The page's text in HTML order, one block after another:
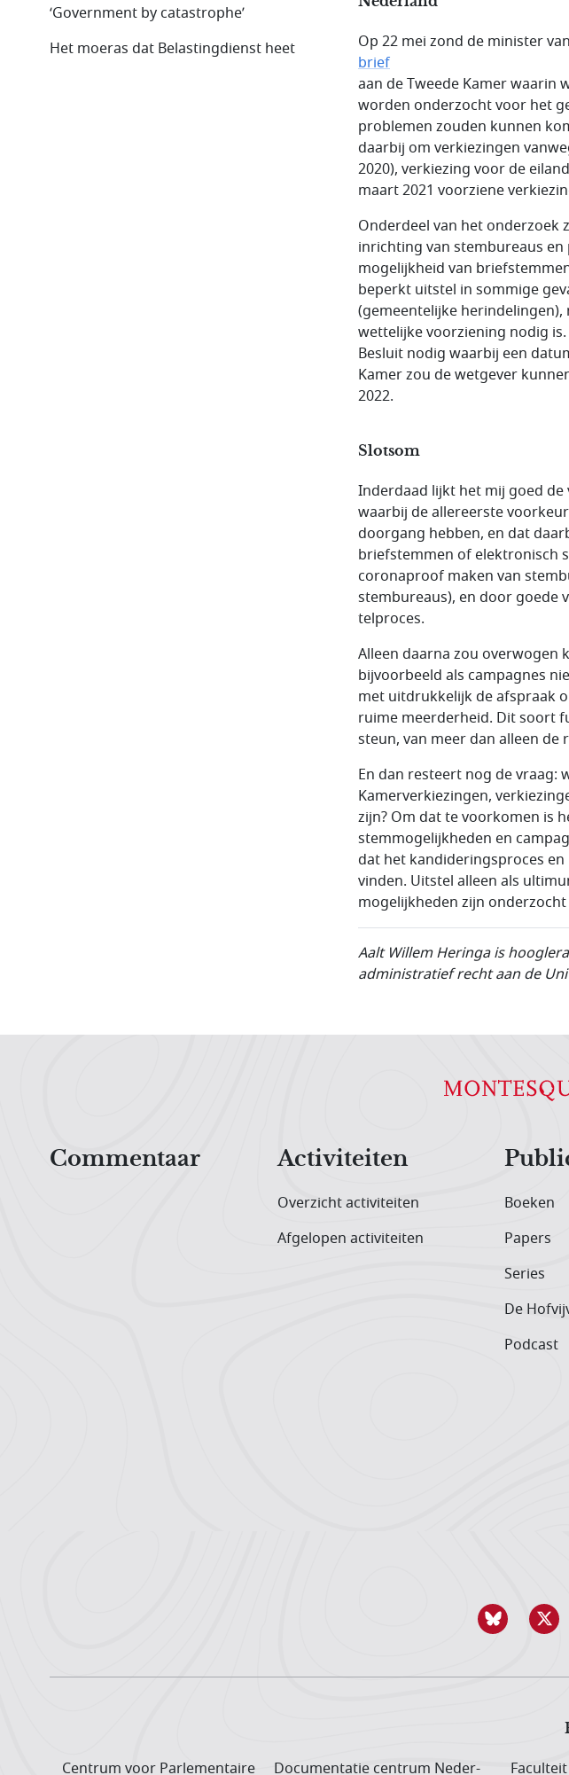
Op 22 mei zond de minister
brief
aan de Tweede Kamer waarin
worden onderzocht voor het
problemen zouden kunnen
daarbij om verkiezingen
2020), verkiezing voor de
maart 2021 voorziene
Onderdeel van het onderzoek
inrichting van stembureaus
mogelijkheid van
beperkt uitstel in sommige
(gemeentelijke
wettelijke voorziening nodig
Besluit nodig waarbij een
Kamer zou de wetgever
2022.
Slotsom
Inderdaad lijkt het mij goed
waarbij de allereerste
doorgang hebben, en dat
briefstemmen of elektronisch
coronaproof maken van
stembureaus), en door goede
telproces.
Alleen daarna zou overwogen
bijvoorbeeld als campagnes
met uitdrukkelijk de afspraak
ruime meerderheid. Dit soort
steun, van meer dan alleen de
En dan resteert nog de vraag:
Kamerverkiezingen,
zijn? Om dat te voorkomen is
stemmogelijkheden en
dat het kandideringsproces
vinden. Uitstel alleen als
mogelijkheden zijn
Aalt Willem Heringa is
administratief recht aan de
‘Government by catastrophe’
Het moeras dat Belastingdienst heet
Commentaar
Activiteiten
Overzicht activiteiten
Afgelopen activiteiten
Boeken
Papers
Series
De
Podcast
Centrum voor Parlementaire Documentatie centrum Neder­